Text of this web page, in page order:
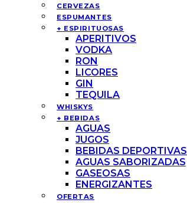
CERVEZAS
ESPUMANTES
+ ESPIRITUOSAS
APERITIVOS
VODKA
RON
LICORES
GIN
TEQUILA
WHISKYS
+ BEBIDAS
AGUAS
JUGOS
BEBIDAS DEPORTIVAS
AGUAS SABORIZADAS
GASEOSAS
ENERGIZANTES
OFERTAS